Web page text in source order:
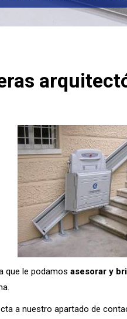
que le podamos asesorar y
a nuestro apartado de